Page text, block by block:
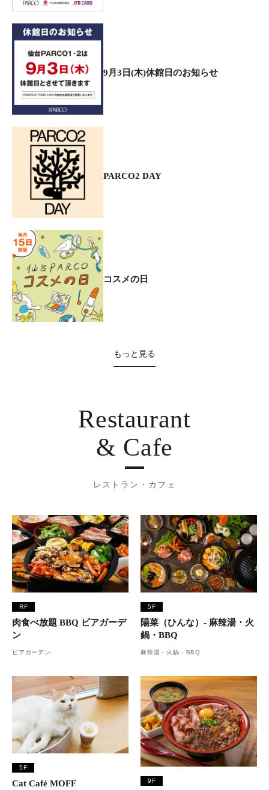
9月3日(木)休館日のお知らせ
PARCO2 DAY
コスメの日
もっと見る
Restaurant
& Cafe
レストラン・カフェ
RF
肉食べ放題 BBQ ビアガーデ
ン
ビアガーデン
5F
陽菜（ひんな）- 麻辣湯・火
鍋・BBQ
麻辣湯・火鍋・BBQ
5F
Cat Café MOFF 9F